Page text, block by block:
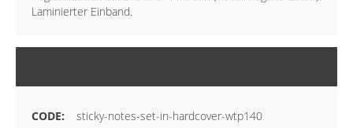
Laminierter Einband.
sticky-notes-set-in-hardcover-wtp140